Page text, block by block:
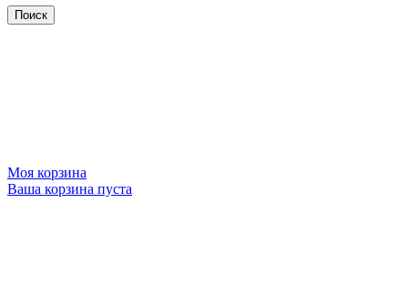
Моя корзина
Ваша корзина пуста